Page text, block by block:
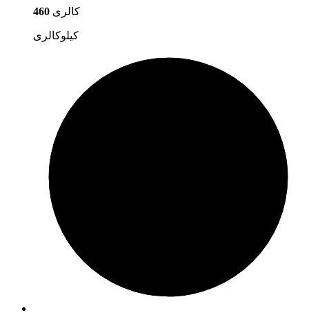
460 کالری
کیلوکالری